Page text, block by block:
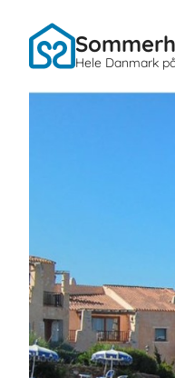
Hele Danmark